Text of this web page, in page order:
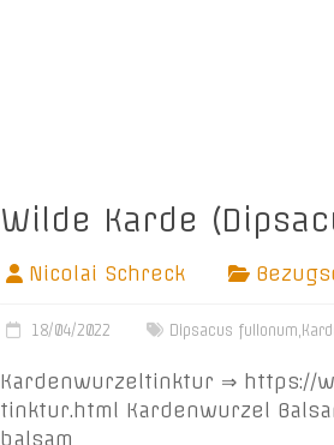
Wilde Karde
Nicolai Schreck
18/04/2022 Dipsacus fullonum,
Kardenwurzeltinktur ⇒ https://
tinktur.html Kardenwurzel
balsam